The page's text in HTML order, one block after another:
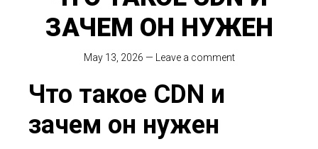
ЗАЧЕМ ОН НУЖЕН
May 13, 2026 — Leave a comment
Что такое CDN и
зачем он нужен